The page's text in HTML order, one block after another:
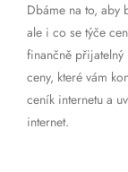
Dbáme na to, aby
ale i co se týče
finančně přijatelný
ceny, které vám
ceník internetu a
internet.